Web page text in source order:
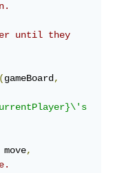
until they
(gameBoard ,
move,